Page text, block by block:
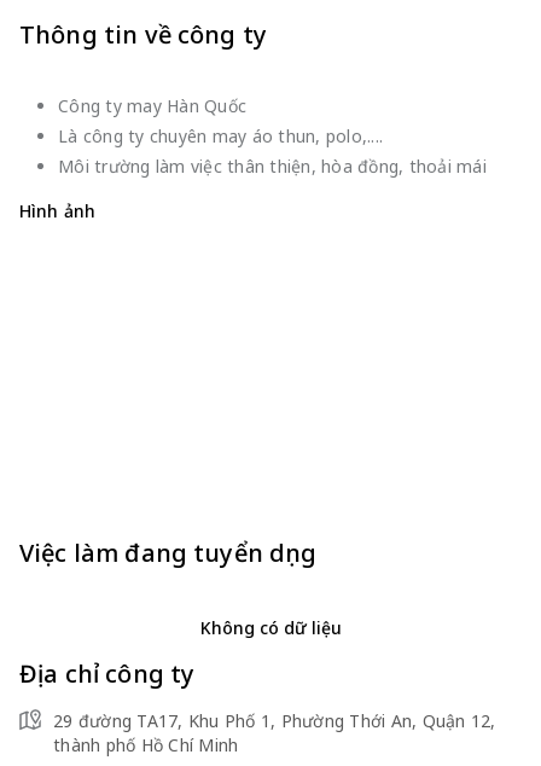
Thông tin về công ty
Công ty may Hàn Quốc
Là công ty chuyên may áo thun, polo,....
Môi trường làm việc thân thiện, hòa đồng, thoải mái
Hình ảnh
Việc làm đang tuyển dụng
Không có dữ liệu
Địa chỉ công ty
29 đường TA17, Khu Phố 1, Phường Thới An, Quận 12,
thành phố Hồ Chí Minh